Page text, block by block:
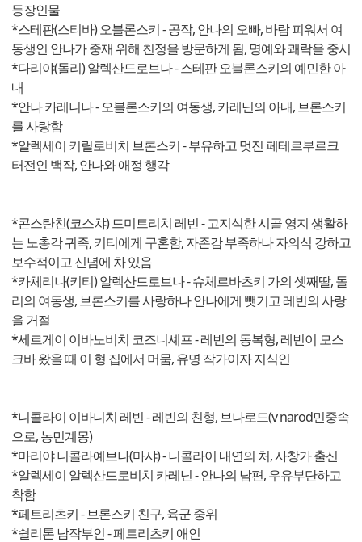
등장인물
*스테판(스티바) 오블론스키 - 공작, 안나의 오빠, 바람 피워서 여
동생인 안나가 중재 위해 친정을 방문하게 됨, 명예와 쾌락을 중시
*다리야(돌리) 알렉산드로브나 - 스테판 오블론스키의 예민한 아
내
*안나 카레니나 - 오블론스키의 여동생, 카레닌의 아내, 브론스키
를 사랑함
*알렉세이 키릴로비치 브론스키 - 부유하고 멋진 페테르부르크
터전인 백작, 안나와 애정 행각
*콘스탄친(코스챠) 드미트리치 레빈 - 고지식한 시골 영지 생활하
는 노총각 귀족, 키티에게 구혼함, 자존감 부족하나 자의식 강하고
보수적이고 신념에 차 있음
*카체리나(키티) 알렉산드로브나 - 슈체르바츠키 가의 셋째딸, 돌
리의 여동생, 브론스키를 사랑하나 안나에게 뺏기고 레빈의 사랑
을 거절
*세르게이 이바노비치 코즈니셰프 - 레빈의 동복형, 레빈이 모스
크바 왔을 때 이 형 집에서 머뭄, 유명 작가이자 지식인
*니콜라이 이바니치 레빈 - 레빈의 친형, 브나로드(v narod민중속
으로, 농민계몽)
*마리야 니콜라예브나(마샤) - 니콜라이 내연의 처, 사창가 출신
*알렉세이 알렉산드로비치 카레닌 - 안나의 남편, 우유부단하고
착함
*페트리츠키 - 브론스키 친구, 육군 중위
*쉴리톤 남작부인 - 페트리츠키 애인